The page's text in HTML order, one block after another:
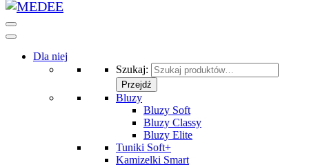
Dla niej
Szukaj:
Przejdź
Bluzy
Bluzy Soft
Bluzy Classy
Bluzy Elite
Tuniki Soft+
Kamizelki Smart